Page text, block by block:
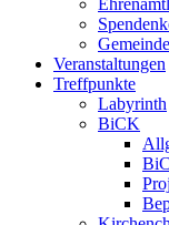
Veranstaltungen
Treffpunkte
Labyrinth
BiCK